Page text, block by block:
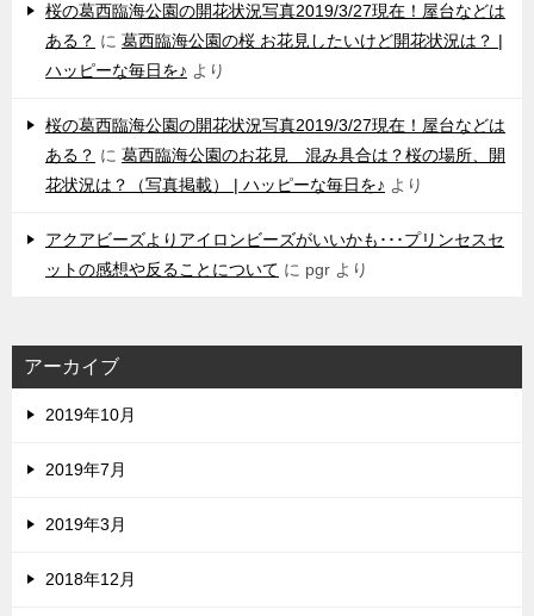
桜の葛西臨海公園の開花状況写真2019/3/27現在！屋台などは
ある？ に 葛西臨海公園の桜 お花見したいけど開花状況は？ |
ハッピーな毎日を♪ より
桜の葛西臨海公園の開花状況写真2019/3/27現在！屋台などは
ある？ に 葛西臨海公園のお花見 混み具合は？桜の場所、開
花状況は？（写真掲載） | ハッピーな毎日を♪ より
アクアビーズよりアイロンビーズがいいかも･･･プリンセスセ
ットの感想や反ることについて に pgr より
アーカイブ
2019年10月
2019年7月
2019年3月
2018年12月